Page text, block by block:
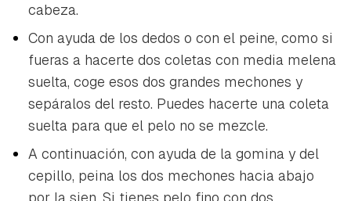
cabeza.
Con ayuda de los dedos o con el peine, como si
fueras a hacerte dos coletas con media melena
suelta, coge esos dos grandes mechones y
sepáralos del resto. Puedes hacerte una coleta
suelta para que el pelo no se mezcle.
A continuación, con ayuda de la gomina y del
cepillo, peina los dos mechones hacia abajo